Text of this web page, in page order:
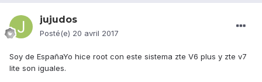
jujudos
Posté(e) 20 avril 2017
Soy de EspañaYo hice root con este sistema zte V6 plus y zte v7
lite son iguales.